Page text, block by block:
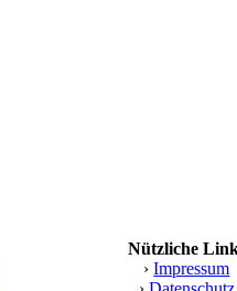
Nützliche
›Impressum